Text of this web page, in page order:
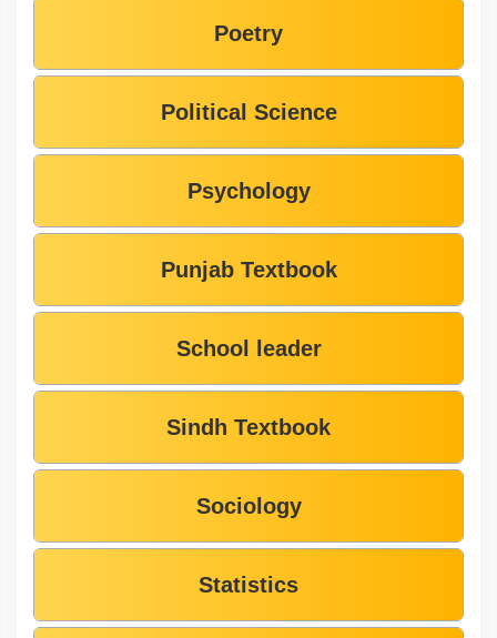
Poetry
Political Science
Psychology
Punjab Textbook
School leader
Sindh Textbook
Sociology
Statistics